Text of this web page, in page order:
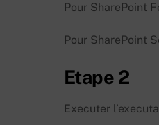
Pour SharePoint
Pour SharePoint
Etape 2
Executer